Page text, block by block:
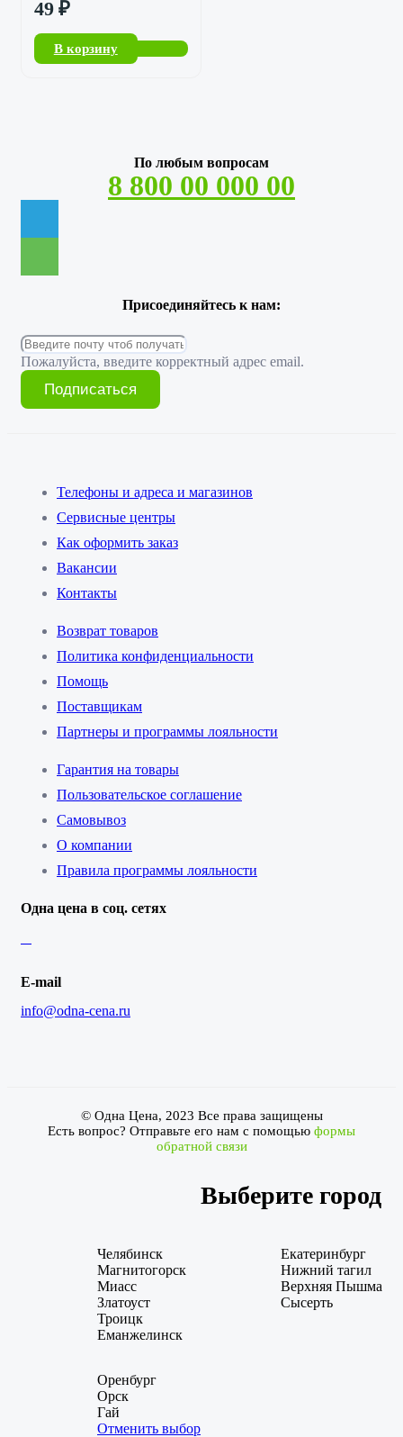
49 ₽
В корзину
По любым вопросам
8 800 00 000 00
Присоединяйтесь к нам:
Пожалуйста, введите корректный адрес email.
Подписаться
Телефоны и адреса и магазинов
Сервисные центры
Как оформить заказ
Вакансии
Контакты
Возврат товаров
Политика конфиденциальности
Помощь
Поставщикам
Партнеры и программы лояльности
Гарантия на товары
Пользовательское соглашение
Самовывоз
О компании
Правила программы лояльности
Одна цена в соц. сетях
E-mail
info@odna-cena.ru
© Одна Цена, 2023 Все права защищены
Есть вопрос? Отправьте его нам с помощью формы
обратной связи
Выберите город
Челябинск
Магнитогорск
Миасс
Златоуст
Троицк
Еманжелинск
Екатеринбург
Нижний тагил
Верхняя Пышма
Сысерть
Оренбург
Орск
Гай
Отменить выбор